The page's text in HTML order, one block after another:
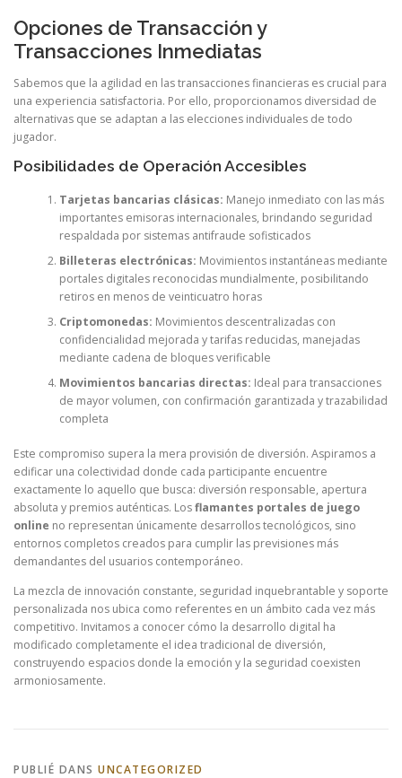
Opciones de Transacción y
Transacciones Inmediatas
Sabemos que la agilidad en las transacciones financieras es crucial para
una experiencia satisfactoria. Por ello, proporcionamos diversidad de
alternativas que se adaptan a las elecciones individuales de todo
jugador.
Posibilidades de Operación Accesibles
Tarjetas bancarias clásicas: Manejo inmediato con las más
importantes emisoras internacionales, brindando seguridad
respaldada por sistemas antifraude sofisticados
Billeteras electrónicas: Movimientos instantáneas mediante
portales digitales reconocidas mundialmente, posibilitando
retiros en menos de veinticuatro horas
Criptomonedas: Movimientos descentralizadas con
confidencialidad mejorada y tarifas reducidas, manejadas
mediante cadena de bloques verificable
Movimientos bancarias directas: Ideal para transacciones
de mayor volumen, con confirmación garantizada y trazabilidad
completa
Este compromiso supera la mera provisión de diversión. Aspiramos a
edificar una colectividad donde cada participante encuentre
exactamente lo aquello que busca: diversión responsable, apertura
absoluta y premios auténticas. Losflamantes portales de juego
online no representan únicamente desarrollos tecnológicos, sino
entornos completos creados para cumplir las previsiones más
demandantes del usuarios contemporáneo.
La mezcla de innovación constante, seguridad inquebrantable y soporte
personalizada nos ubica como referentes en un ámbito cada vez más
competitivo. Invitamos a conocer cómo la desarrollo digital ha
modificado completamente el idea tradicional de diversión,
construyendo espacios donde la emoción y la seguridad coexisten
armoniosamente.
PUBLIÉ DANS UNCATEGORIZED